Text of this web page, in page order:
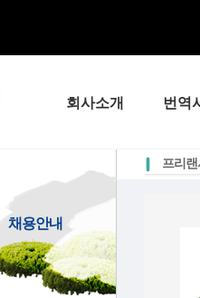
회사소개 번역
채용안내
프리랜